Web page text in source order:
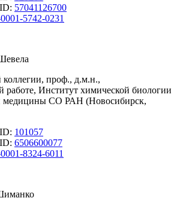
57041126700
5742-0231
проф., д.м.н.,
работе, Институт химической биологии
медицины СО РАН (Новосибирск,
101057
6506600077
8324-6011